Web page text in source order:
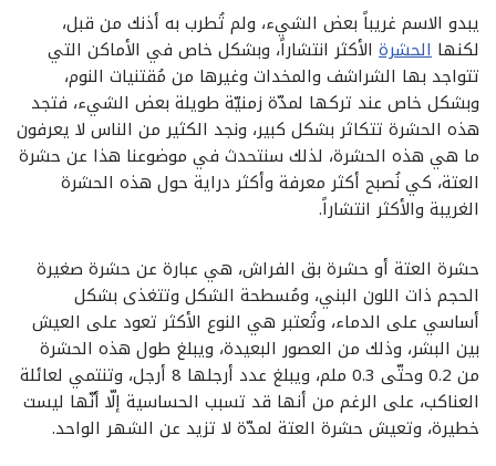
يبدو الاسم غريباً بعض الشيء، ولم تُطرب به أذنك من قبل،
لكنها الحشرة الأكثر انتشاراً، وبشكل خاص في الأماكن التي
تتواجد بها الشراشف والمخدات وغيرها من مُقتنيات النوم،
وبشكل خاص عند تركها لمدّة زمنيّة طويلة بعض الشيء، فتجد
هذه الحشرة تتكاثر بشكل كبير، ونجد الكثير من الناس لا يعرفون
ما هي هذه الحشرة، لذلك سنتحدث في موضوعنا هذا عن حشرة
العتة، كي نُصبح أكثر معرفة وأكثر دراية حول هذه الحشرة
الغريبة والأكثر انتشاراً.
حشرة العتة أو حشرة بق الفراش، هي عبارة عن حشرة صغيرة
الحجم ذات اللون البني، ومُسطحة الشكل وتتغذى بشكل
أساسي على الدماء، وتُعتبر هي النوع الأكثر تعود على العيش
بين البشر، وذلك من العصور البعيدة، ويبلغ طول هذه الحشرة
من 0.2 وحتّى 0.3 ملم، ويبلغ عدد أرجلها 8 أرجل، وتنتمي لعائلة
العناكب، على الرغم من أنها قد تسبب الحساسية إلّا أنّها ليست
خطيرة، وتعيش حشرة العتة لمدّة لا تزيد عن الشهر الواحد.